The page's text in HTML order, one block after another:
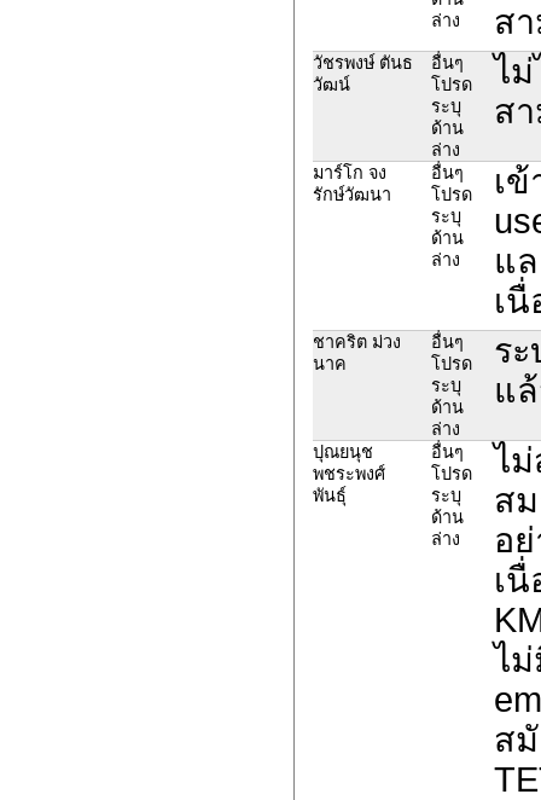
ล่าง
ส
วัชรพงษ์ ตันธ
วัฒน์
อื่นๆ
โปรด
ระบุ
ด้าน
ล่าง
ไม่
ส
มาร์โก จง
รักษ์วัฒนา
อื่นๆ
โปรด
ระบุ
ด้าน
ล่าง
เ
แ
เ
ชาคริต ม่วง
นาค
อื่นๆ
โปรด
ระบุ
ด้าน
ล่าง
ร
แ
ปุณยนุช
พชระพงศ์
พันธุ์
อื่นๆ
โปรด
ระบุ
ด้าน
ล่าง
ไ
ส
อ
เ
ไม่
ส